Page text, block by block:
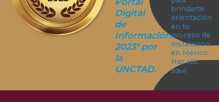
Digital
de
Información
2023" por
la
UNCTAD.
brindarte
orientación
en tu
proceso de
instalación
en México.
Haz clic
aquí.